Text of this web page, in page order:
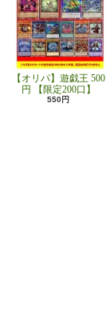
【オリパ】遊戯王 500
円 【限定200口】
550円